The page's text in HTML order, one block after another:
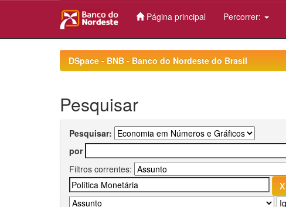
Página principal Percorrer:
DSpace - BNB - Banco do Nordeste do Brasil
Pesquisar
Pesquisar:
por
Filtros correntes: